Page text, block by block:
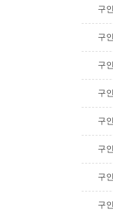
구인
구인
구인
구인
구인
구인
구인
구인